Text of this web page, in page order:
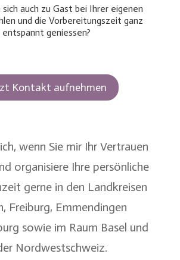
auch zu Gast bei Ihrer eigenen
und die Vorbereitungszeit ganz
entspannt geniessen?
Kontakt aufnehmen
wenn Sie mir Ihr Vertrauen
organisiere Ihre persönliche
gerne in den Landkreisen
, Freiburg, Emmendingen
sowie im Raum Basel und
Nordwestschweiz.